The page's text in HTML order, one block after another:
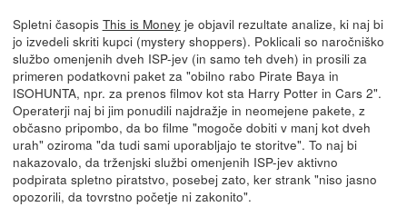
Spletni časopis This is Moneyje objavil rezultate analize, ki naj bi
jo izvedeli skriti kupci (mystery shoppers). Poklicali so naročniško
službo omenjenih dveh ISP-jev (in samo teh dveh) in prosili za
primeren podatkovni paket za "obilno rabo Pirate Baya in
ISOHUNTA, npr. za prenos filmov kot sta Harry Potter in Cars 2".
Operaterji naj bi jim ponudili najdražje in neomejene pakete, z
občasno pripombo, da bo filme "mogoče dobiti v manj kot dveh
urah" oziroma "da tudi sami uporabljajo te storitve". To naj bi
nakazovalo, da trženjski službi omenjenih ISP-jev aktivno
podpirata spletno piratstvo, posebej zato, ker strank "niso jasno
opozorili, da tovrstno početje ni zakonito".